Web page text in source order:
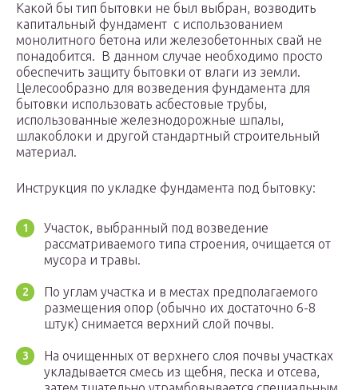
Какой бы тип бытовки не был выбран, возводить
капитальный фундамент с использованием
монолитного бетона или железобетонных свай не
понадобится. В данном случае необходимо просто
обеспечить защиту бытовки от влаги из земли.
Целесообразно для возведения фундамента для
бытовки использовать асбестовые трубы,
использованные железнодорожные шпалы,
шлакоблоки и другой стандартный строительный
материал.
Инструкция по укладке фундамента под бытовку:
Участок, выбранный под возведение
рассматриваемого типа строения, очищается от
мусора и травы.
По углам участка и в местах предполагаемого
размещения опор (обычно их достаточно 6-8
штук) снимается верхний слой почвы.
На очищенных от верхнего слоя почвы участках
укладывается смесь из щебня, песка и отсева,